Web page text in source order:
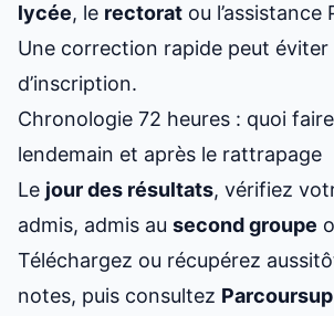
lycée, le rectorat ou l’assistance
Une correction rapide peut éviter
d’inscription.
Chronologie 72 heures : quoi
lendemain et après le rattrapage
Le jour des résultats, vérifiez
admis, admis au second groupe
Téléchargez ou récupérez
notes, puis consultez Parcoursup